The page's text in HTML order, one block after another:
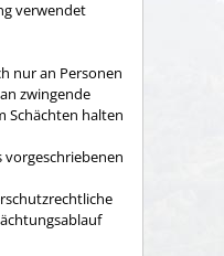
verwendet
nur an Personen
zwingende
Schächten halten
vorgeschriebenen